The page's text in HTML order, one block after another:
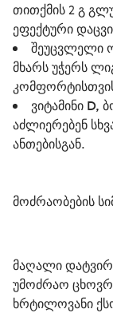
თითქმის 2 გ
ეფექტური
შეუცვლელი
მხარს უჭერს
ვიტამინი D,
აძლიერებენ
ანთებისგან.
მოძრაობების
მაღალი
უმოძრაო
ხრტილოვანი